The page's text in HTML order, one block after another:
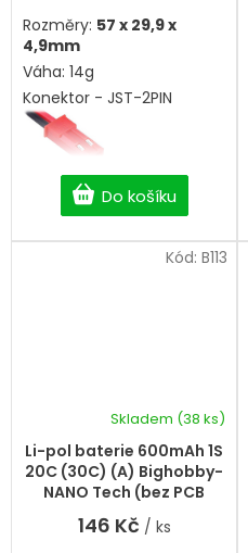
Do košíku
Rozměry: 57 x 29,9 x
4,9mm
Váha: 14g
Konektor - JST-2PIN
Li-pol baterie 600mAh 1S
20C (30C) (A) Bighobby-
NANO Tech (bez PCB
ochrany)
Skladem (38 ks)
146 Kč / ks
Kód: B113